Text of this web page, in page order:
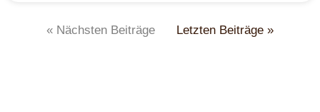
« Nächsten Beiträge Letzten Beiträge »